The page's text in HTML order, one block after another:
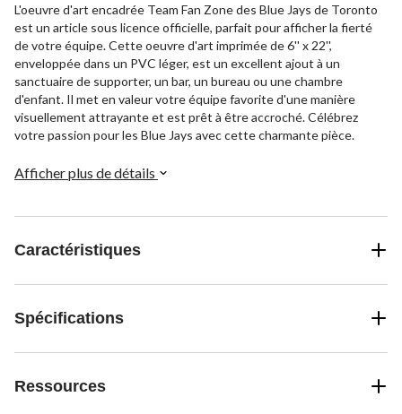
L'oeuvre d'art encadrée Team Fan Zone des Blue Jays de Toronto
est un article sous licence officielle, parfait pour afficher la fierté
de votre équipe. Cette oeuvre d'art imprimée de 6'' x 22'',
enveloppée dans un PVC léger, est un excellent ajout à un
sanctuaire de supporter, un bar, un bureau ou une chambre
d'enfant. Il met en valeur votre équipe favorite d'une manière
visuellement attrayante et est prêt à être accroché. Célébrez
votre passion pour les Blue Jays avec cette charmante pièce.
Afficher plus de détails
Caractéristiques
Spécifications
Ressources